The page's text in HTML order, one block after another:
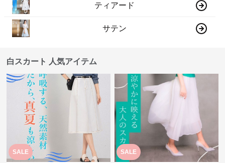
ティアード
サテン
白スカート 人気アイテム
SALE SALE